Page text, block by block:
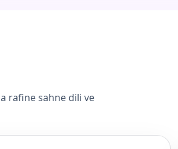
rafine sahne dili ve